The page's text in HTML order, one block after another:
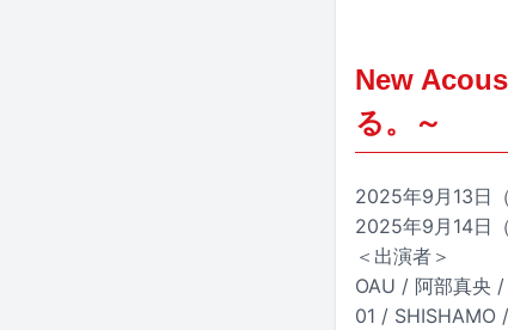
New
る。～
2025年9月13日
2025年9月14日
＜出演者＞
OAU / 阿部真央
01 / SHISHAMO